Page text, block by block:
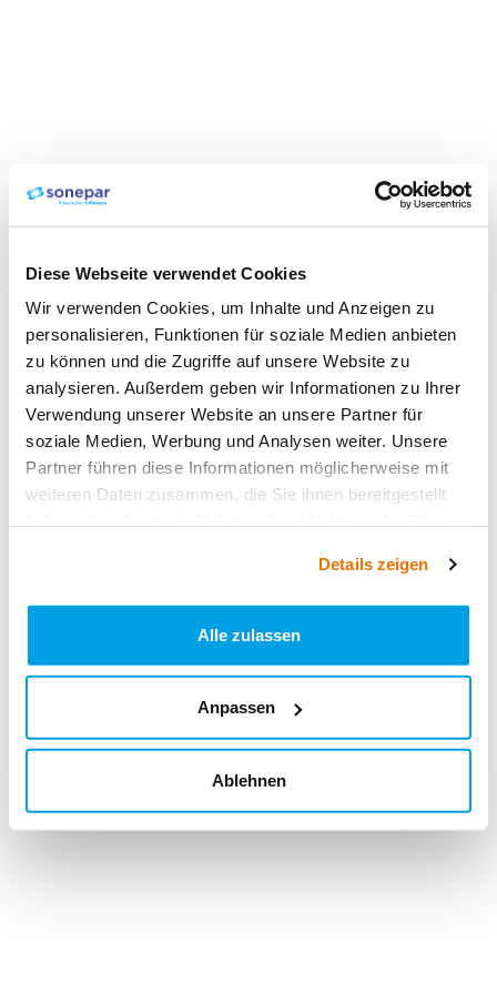
Diese Webseite verwendet Cookies
Wir verwenden Cookies, um Inhalte und Anzeigen zu
personalisieren, Funktionen für soziale Medien anbieten
zu können und die Zugriffe auf unsere Website zu
analysieren. Außerdem geben wir Informationen zu Ihrer
Verwendung unserer Website an unsere Partner für
soziale Medien, Werbung und Analysen weiter. Unsere
Partner führen diese Informationen möglicherweise mit
weiteren Daten zusammen, die Sie ihnen bereitgestellt
Details zeigen
Alle zulassen
Anpassen
Ablehnen